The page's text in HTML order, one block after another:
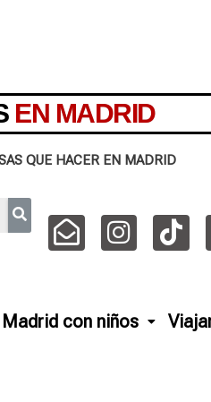
EN MADRID
QUE HACER EN MADRID
Madrid con niños